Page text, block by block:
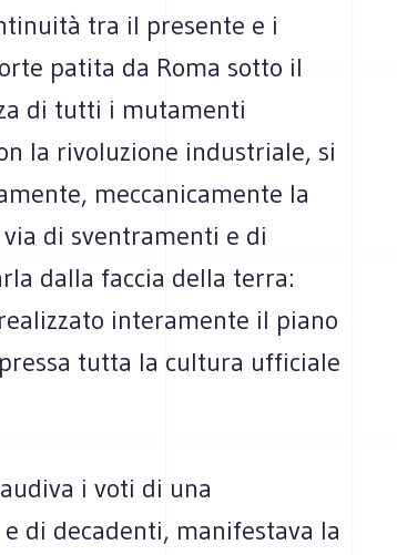
tra il presente e i
patita da Roma sotto il
di tutti i mutamenti
la rivoluzione industriale, si
meccanicamente la
di sventramenti e di
dalla faccia della terra:
interamente il piano
tutta la cultura ufficiale
i voti di una
di decadenti, manifestava la